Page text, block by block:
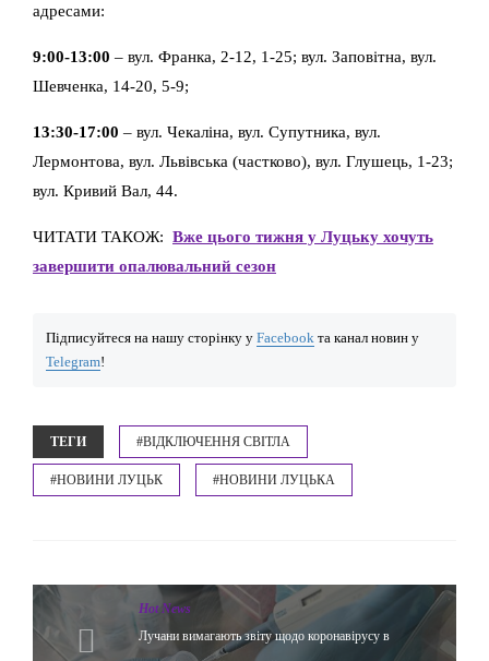
адресами:
9:00-13:00 – вул. Франка, 2-12, 1-25; вул. Заповітна, вул.
Шевченка, 14-20, 5-9;
13:30-17:00 – вул. Чекаліна, вул. Супутника, вул.
Лермонтова, вул. Львівська (частково), вул. Глушець, 1-23;
вул. Кривий Вал, 44.
ЧИТАТИ ТАКОЖ: Вже цього тижня у Луцьку хочуть
завершити опалювальний сезон
Підписуйтеся на нашу сторінку у Facebook та канал новин у
Telegram!
ТЕГИ #ВІДКЛЮЧЕННЯ СВІТЛА
#НОВИНИ ЛУЦЬК #НОВИНИ ЛУЦЬКА
Hot News
Лучани вимагають звіту щодо коронавірусу в